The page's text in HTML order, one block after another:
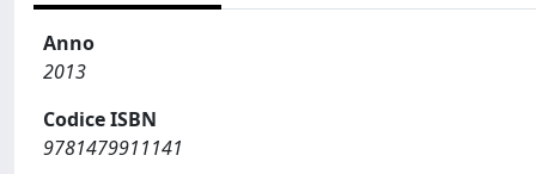
Anno
2013
Codice ISBN
9781479911141